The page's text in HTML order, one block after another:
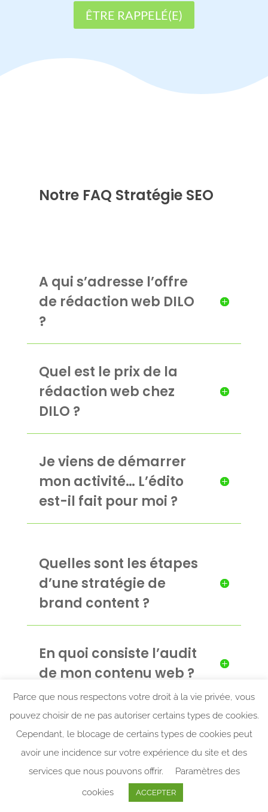
ÊTRE RAPPELÉ(E)
Notre FAQ Stratégie SEO
A qui s’adresse l’offre
de rédaction web DILO
?
Quel est le prix de la
rédaction web chez
DILO ?
Je viens de démarrer
mon activité… L’édito
est-il fait pour moi ?
Quelles sont les étapes
d’une stratégie de
brand content ?
En quoi consiste l’audit
de mon contenu web ?
La création de
contenus pour site
vitrine ou e-commerce
: est-ce utile ?
Parce que nous respectons votre droit à la vie privée, vous
pouvez choisir de ne pas autoriser certains types de cookies.
Cependant, le blocage de certains types de cookies peut
avoir une incidence sur votre expérience du site et des
services que nous pouvons offrir.
Paramètres des
cookies
ACCEPTER